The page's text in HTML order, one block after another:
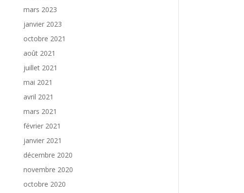
mars 2023
janvier 2023
octobre 2021
août 2021
juillet 2021
mai 2021
avril 2021
mars 2021
février 2021
janvier 2021
décembre 2020
novembre 2020
octobre 2020